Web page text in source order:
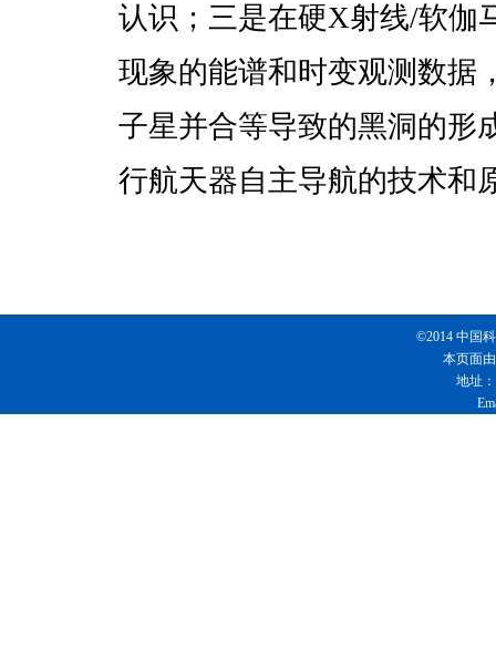
认识；三是在硬X射线/软伽
现象的能谱和时变观测数据
子星并合等导致的黑洞的形
行航天器自主导航的技术和
©2014 中国
本页面
地址